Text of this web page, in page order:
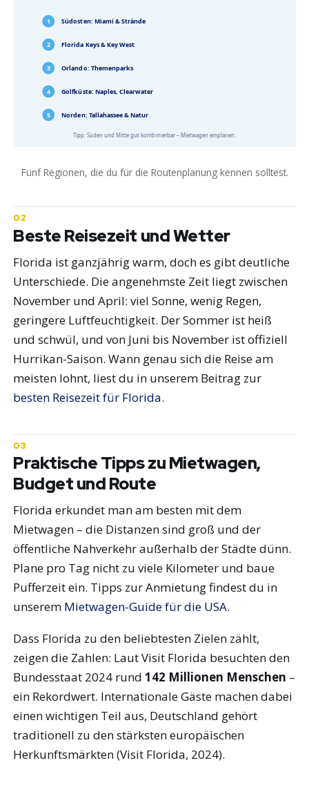
1 Südosten: Miami & Strände
2 Florida Keys & Key West
3 Orlando: Themenparks
4 Golfküste: Naples, Clearwater
5 Norden: Tallahassee & Natur
Tipp: Süden und Mitte gut kombinierbar – Mietwagen einplanen.
Fünf Regionen, die du für die Routenplanung kennen solltest.
Beste Reisezeit und Wetter
Florida ist ganzjährig warm, doch es gibt deutliche
Unterschiede. Die angenehmste Zeit liegt zwischen
November und April: viel Sonne, wenig Regen,
geringere Luftfeuchtigkeit. Der Sommer ist heiß
und schwül, und von Juni bis November ist offiziell
Hurrikan-Saison. Wann genau sich die Reise am
meisten lohnt, liest du in unserem Beitrag zur
besten Reisezeit für Florida.
Praktische Tipps zu Mietwagen,
Budget und Route
Florida erkundet man am besten mit dem
Mietwagen – die Distanzen sind groß und der
öffentliche Nahverkehr außerhalb der Städte dünn.
Plane pro Tag nicht zu viele Kilometer und baue
Pufferzeit ein. Tipps zur Anmietung findest du in
unserem Mietwagen-Guide für die USA.
Dass Florida zu den beliebtesten Zielen zählt,
zeigen die Zahlen: Laut Visit Florida besuchten den
Bundesstaat 2024 rund142 Millionen Menschen –
ein Rekordwert. Internationale Gäste machen dabei
einen wichtigen Teil aus, Deutschland gehört
traditionell zu den stärksten europäischen
Herkunftsmärkten (Visit Florida, 2024).